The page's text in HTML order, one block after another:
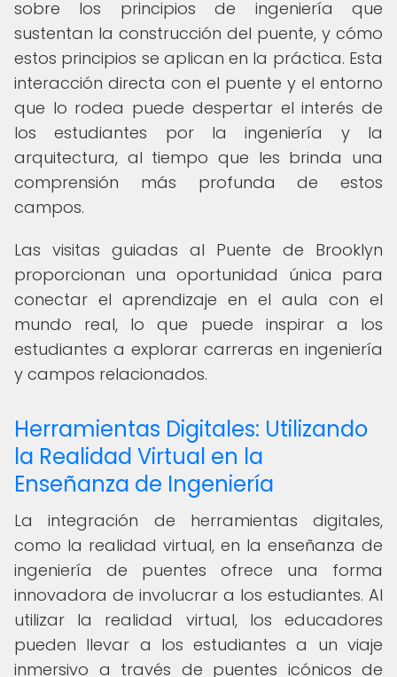
sobre los principios de ingeniería que
sustentan la construcción del puente, y cómo
estos principios se aplican en la práctica. Esta
interacción directa con el puente y el entorno
que lo rodea puede despertar el interés de
los estudiantes por la ingeniería y la
arquitectura, al tiempo que les brinda una
comprensión más profunda de estos
campos.
Las visitas guiadas al Puente de Brooklyn
proporcionan una oportunidad única para
conectar el aprendizaje en el aula con el
mundo real, lo que puede inspirar a los
estudiantes a explorar carreras en ingeniería
y campos relacionados.
Herramientas Digitales: Utilizando
la Realidad Virtual en la
Enseñanza de Ingeniería
La integración de herramientas digitales,
como la realidad virtual, en la enseñanza de
ingeniería de puentes ofrece una forma
innovadora de involucrar a los estudiantes. Al
utilizar la realidad virtual, los educadores
pueden llevar a los estudiantes a un viaje
inmersivo a través de puentes icónicos de